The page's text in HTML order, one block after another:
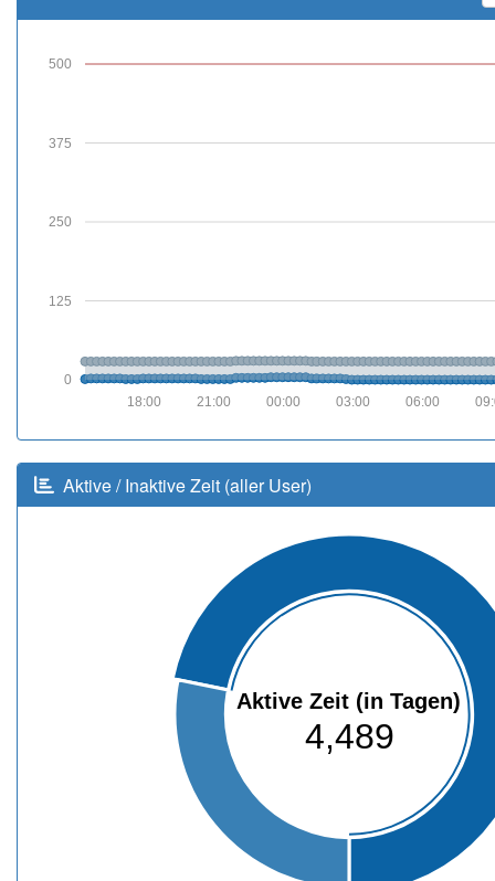
0
125
250
375
500
06:00
03:00
00:00
21:00
18:00
Aktive / Inaktive Zeit (aller User)
Aktive Zeit (in Tagen)
4,489